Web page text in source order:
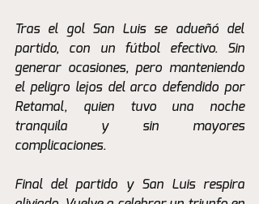
Tras el gol San Luis se adueñó del
partido, con un fútbol efectivo. Sin
generar ocasiones, pero manteniendo
el peligro lejos del arco defendido por
Retamal, quien tuvo una noche
tranquila y sin mayores
complicaciones.
Final del partido y San Luis respira